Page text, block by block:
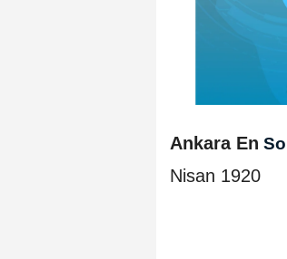
Ankara En
Nisan 1920